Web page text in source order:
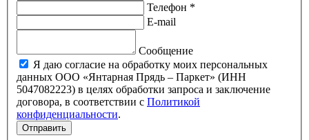
Телефон *
E-mail
Сообщение
Я даю согласие на обработку моих персональных
данных ООО «Янтарная Прядь – Паркет» (ИНН
5047082223) в целях обработки запроса и заключение
договора, в соответствии с Политикой
конфиденциальности.
Отправить